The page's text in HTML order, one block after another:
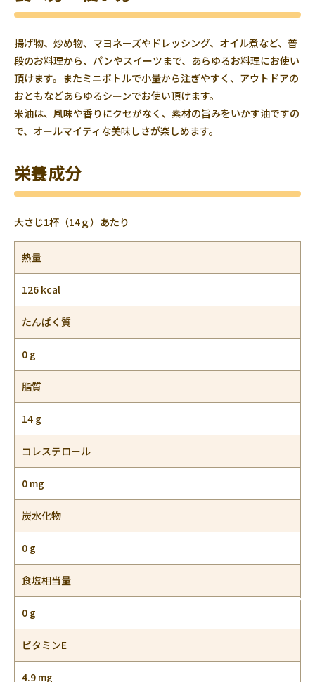
揚げ物、炒め物、マヨネーズやドレッシング、オイル煮など、普
段のお料理から、パンやスイーツまで、あらゆるお料理にお使い
頂けます。またミニボトルで小量から注ぎやすく、アウトドアの
おともなどあらゆるシーンでお使い頂けます。
米油は、風味や香りにクセがなく、素材の旨みをいかす油ですの
で、オールマイティな美味しさが楽しめます。
栄養成分
大さじ1杯（14ｇ）あたり
熱量
126 kcal
たんぱく質
0 g
脂質
14 g
コレステロール
0 mg
炭水化物
0 g
食塩相当量
0 g
ビタミンE
4.9 mg